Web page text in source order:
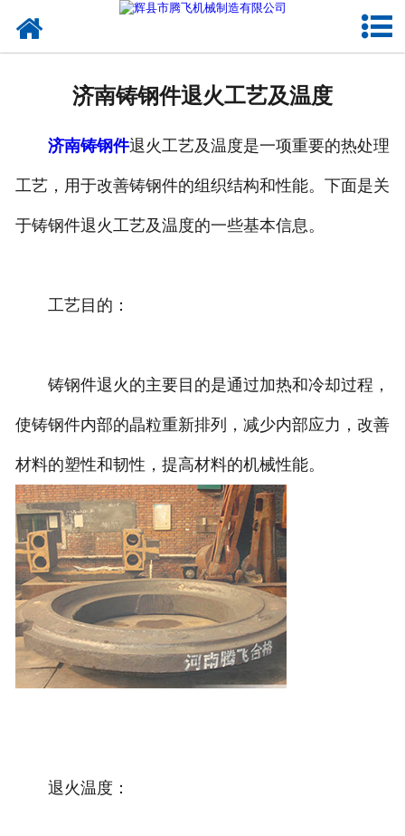
济南铸钢件退火工艺及温度
济南铸钢件退火工艺及温度是一项重要的热处理
工艺，用于改善铸钢件的组织结构和性能。下面是关
于铸钢件退火工艺及温度的一些基本信息。
工艺目的：
铸钢件退火的主要目的是通过加热和冷却过程，
使铸钢件内部的晶粒重新排列，减少内部应力，改善
材料的塑性和韧性，提高材料的机械性能。
退火温度：